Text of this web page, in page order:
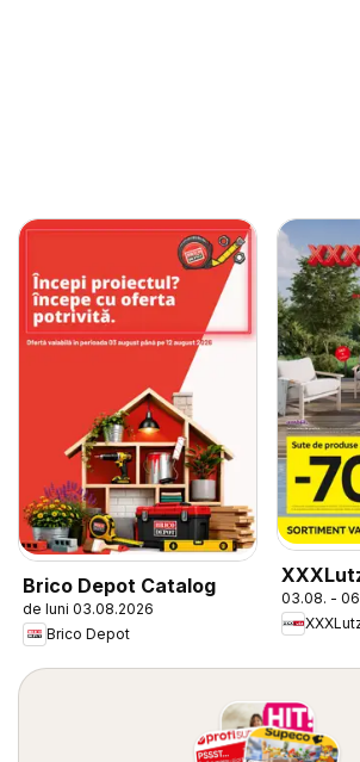
Brico Depot Catalog
de luni 03.08.2026
Brico Depot
03.08. -